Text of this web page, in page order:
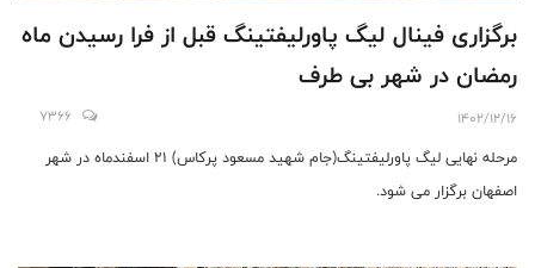
برگزاری فینال لیگ پاورلیفتینگ قبل از فرا رسیدن ماه
رمضان در شهر بی طرف
1402/12/16
7366
مرحله نهایی لیگ پاورلیفتینگ(جام شهید مسعود پرکاس) 21 اسفندماه در شهر
اصفهان برگزار می شود.